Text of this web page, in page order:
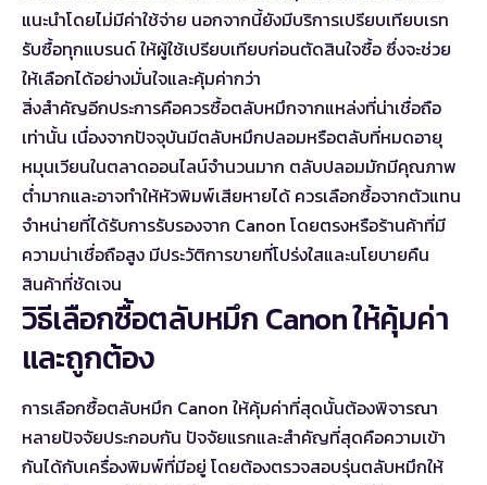
แนะนำโดยไม่มีค่าใช้จ่าย นอกจากนี้ยังมีบริการเปรียบเทียบเรท
รับซื้อทุกแบรนด์ให้ผู้ใช้เปรียบเทียบก่อนตัดสินใจซื้อ ซึ่งจะช่วย
ให้เลือกได้อย่างมั่นใจและคุ้มค่ากว่า
สิ่งสำคัญอีกประการคือควรซื้อตลับหมึกจากแหล่งที่น่าเชื่อถือ
เท่านั้น เนื่องจากปัจจุบันมีตลับหมึกปลอมหรือตลับที่หมดอายุ
หมุนเวียนในตลาดออนไลน์จำนวนมาก ตลับปลอมมักมีคุณภาพ
ต่ำมากและอาจทำให้หัวพิมพ์เสียหายได้ ควรเลือกซื้อจากตัวแทน
จำหน่ายที่ได้รับการรับรองจาก Canon โดยตรงหรือร้านค้าที่มี
ความน่าเชื่อถือสูง มีประวัติการขายที่โปร่งใสและนโยบายคืน
สินค้าที่ชัดเจน
วิธีเลือกซื้อตลับหมึก Canon ให้คุ้มค่า
และถูกต้อง
การเลือกซื้อตลับหมึก Canon ให้คุ้มค่าที่สุดนั้นต้องพิจารณา
หลายปัจจัยประกอบกัน ปัจจัยแรกและสำคัญที่สุดคือความเข้า
กันได้กับเครื่องพิมพ์ที่มีอยู่ โดยต้องตรวจสอบรุ่นตลับหมึกให้